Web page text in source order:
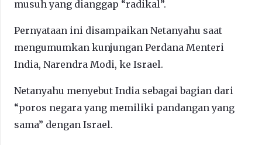
musuh yang dianggap “radikal”.
Pernyataan ini disampaikan Netanyahu saat
mengumumkan kunjungan Perdana Menteri
India, Narendra Modi, ke Israel.
Netanyahu menyebut India sebagai bagian dari
“poros negara yang memiliki pandangan yang
sama” dengan Israel.